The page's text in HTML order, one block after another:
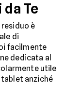
Te
è
di
facilmente
dedicata al
utile
anziché